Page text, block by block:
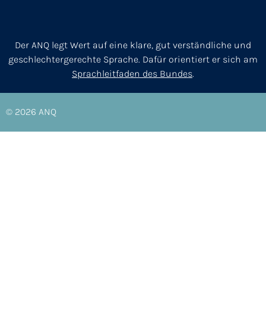
Der ANQ legt Wert auf eine klare, gut verständliche und
geschlechtergerechte Sprache. Dafür orientiert er sich am
Sprachleitfaden des Bundes.
© 2026 ANQ